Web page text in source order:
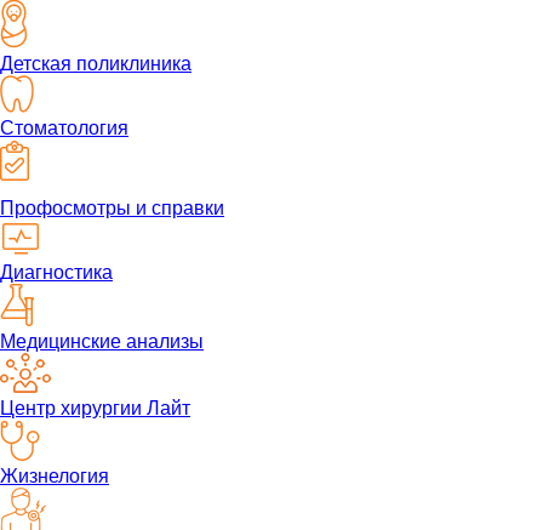
Детская поликлиника
Стоматология
Профосмотры и справки
Диагностика
Медицинские анализы
Центр хирургии Лайт
Жизнелогия